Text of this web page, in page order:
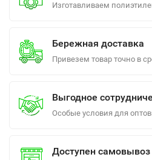
Изготавливаем
Бережная доставка
Привезем товар точно в
Выгодное
Особые условия для
Доступен самовывоз